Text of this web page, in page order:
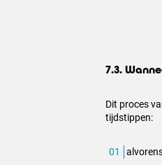
7.3.
Dit proces
tijdstippen: